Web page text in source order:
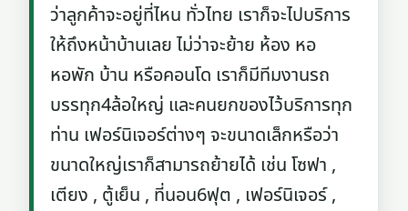
ว่าลูกค้าจะอยู่ที่ไหน ทั่วไทย เราก็จะไปบริการ
ให้ถึงหน้าบ้านเลย ไม่ว่าจะย้าย ห้อง หอ
หอพัก บ้าน หรือคอนโด เราก็มีทีมงานรถ
บรรทุก4ล้อใหญ่ และคนยกของไว้บริการทุก
ท่าน เฟอร์นิเจอร์ต่างๆ จะขนาดเล็กหรือว่า
ขนาดใหญ่เราก็สามารถย้ายได้ เช่น โซฟา ,
เตียง , ตู้เย็น , ที่นอน6ฟุต , เฟอร์นิเจอร์ ,